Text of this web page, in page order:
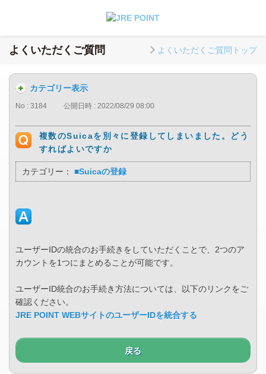
よくいただくご質問 よくいただくご質問トップ
カテゴリー表示
No : 3184 公開日時 : 2022/08/29 08:00
複数のSuicaを別々に登録してしまいました。どう
すればよいですか
カテゴリー： ■Suicaの登録
ユーザーIDの統合のお手続きをしていただくことで、2つのア
カウントを1つにまとめることが可能です。
ユーザーID統合のお手続き方法については、以下のリンクをご
確認ください。
JRE POINT WEBサイトのユーザーIDを統合する
戻る